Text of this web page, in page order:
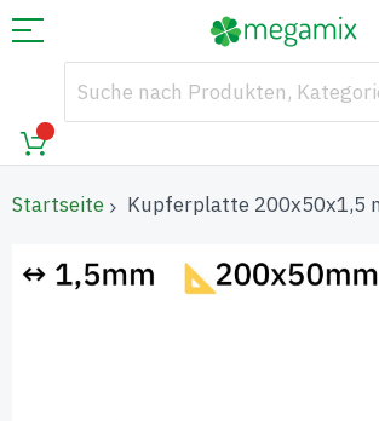
Startseite Kupferplatte 200x50x1,5
Ende